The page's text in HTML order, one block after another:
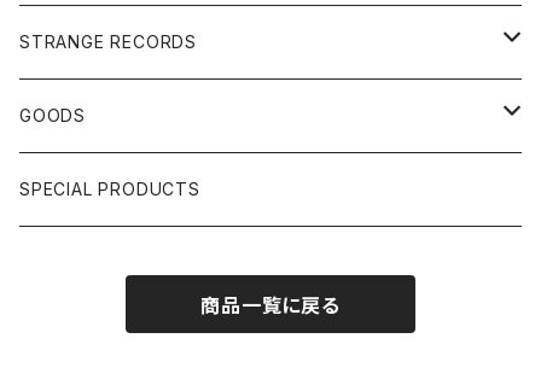
GIRLS
HIPHOP CLASSIC GALLERY
日本語ラップ CLASSIC GALLERY
US/UK/OTHERS
JAPANESE
STRANGE RECORDS
DRUM DRUM DRUM/KARAOKE
パチソン/AUDIO CHECK/LIBRARY
GOODS
BOOK
SPECIAL PRODUCTS
商品一覧に戻る